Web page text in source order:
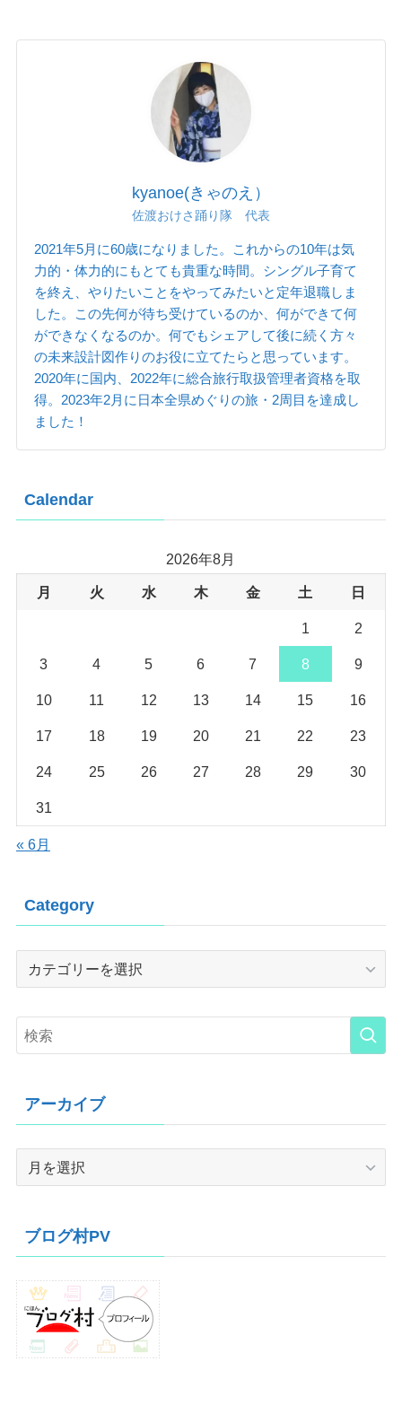
kyanoe(きゃのえ）
佐渡おけさ踊り隊 代表
2021年5月に60歳になりました。これからの10年は気
力的・体力的にもとても貴重な時間。シングル子育て
を終え、やりたいことをやってみたいと定年退職しま
した。この先何が待ち受けているのか、何ができて何
ができなくなるのか。何でもシェアして後に続く方々
の未来設計図作りのお役に立てたらと思っています。
2020年に国内、2022年に総合旅行取扱管理者資格を取
得。2023年2月に日本全県めぐりの旅・2周目を達成し
ました！
Calendar
2026年8月
月 火 水 木 金 土 日
1 2
3 4 5 6 7 8 9
10 11 12 13 14 15 16
17 18 19 20 21 22 23
24 25 26 27 28 29 30
31
« 6月
Category
Category
アーカイブ
ブ
ブログ村PV